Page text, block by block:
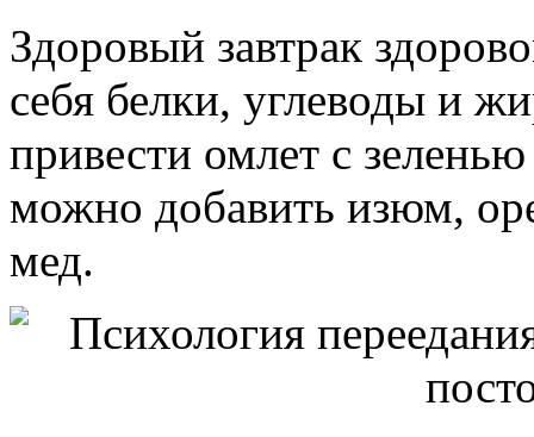
Здоровый завтрак
себя белки, углеводы и
привести омлет с
можно добавить изюм,
мед.